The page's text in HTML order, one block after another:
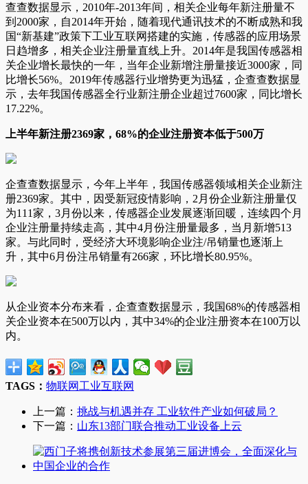
查查数据显示，2010年-2013年间，相关企业每年新注册量不
到2000家，自2014年开始，随着现代通讯技术的不断成熟和我
国“新基建”政策下工业互联网搭建的实施，传感器的应用场景
日趋增多，相关企业注册量直线上升。2014年是我国传感器相
关企业增长最快的一年，当年企业新增注册量接近3000家，同
比增长56%。2019年传感器行业增势更为迅猛，企查查数据显
示，去年我国传感器全行业新注册企业超过7600家，同比增长
17.22%。
上半年新注册2369家，68%的企业注册资本低于500万
企查查数据显示，今年上半年，我国传感器领域相关企业新注
册2369家。其中，因受新冠疫情影响，2月份企业新注册量仅
为111家，3月份以来，传感器企业发展逐渐回暖，连续四个月
企业注册量持续走高，其中4月份注册量最多，当月新增513
家。与此同时，受经济大环境影响企业注/吊销量也逐渐上
升，其中6月份注吊销量有266家，环比增长80.95%。
从企业资本分布来看，企查查数据显示，我国68%的传感器相
关企业资本在500万以内，其中34%的企业注册资本在100万以
内。
TAGS： 物联网 工业互联网
上一篇： 挑战与机遇并存 工业软件产业如何破局？
下一篇： 山东13部门联合推动工业设备上云